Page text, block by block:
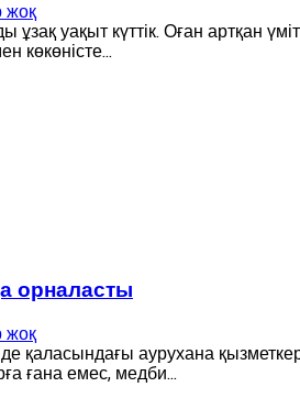
жоқ
ұзақ уақыт күттік. Оған артқан
көкөністе...
орналасты
жоқ
қаласындағы аурухана
ғана емес, медби...